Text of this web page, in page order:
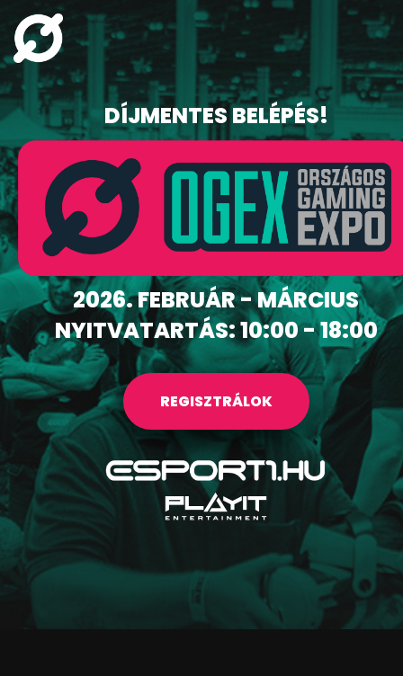
DÍJMENTES BELÉPÉS!
2026. FEBRUÁR - MÁRCIUS
NYITVATARTÁS: 10:00 - 18:00
REGISZTRÁLOK